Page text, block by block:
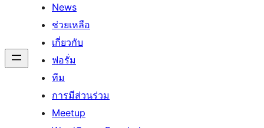
News
ช่วยเหลือ
เกี่ยวกับ
ฟอรั่ม
ทีม
การมีส่วนร่วม
Meetup